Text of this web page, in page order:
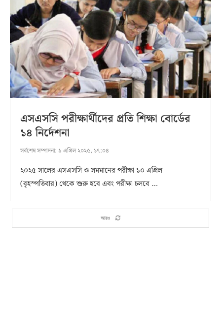
এসএসসি পরীক্ষার্থীদের প্রতি শিক্ষা বোর্ডের
১৪ নির্দেশনা
সর্বশেষ সম্পাদনা: ৯ এপ্রিল ২০২৫, ১৭:০৪
২০২৫ সালের এসএসসি ও সমমানের পরীক্ষা ১০ এপ্রিল
(বৃহস্পতিবার) থেকে শুরু হবে এবং পরীক্ষা চলবে …
আরও